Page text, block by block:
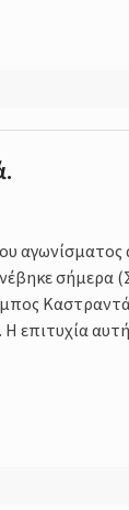
αγωνίσματος
σήμερα
επιτυχία